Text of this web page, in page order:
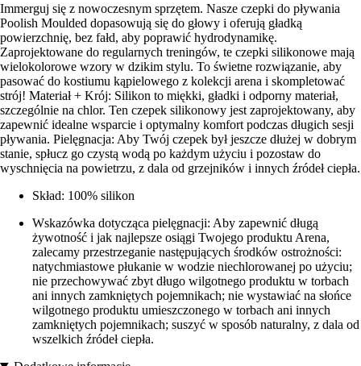
Immerguj się z nowoczesnym sprzętem. Nasze czepki do pływania
Poolish Moulded dopasowują się do głowy i oferują gładką
powierzchnię, bez fałd, aby poprawić hydrodynamikę.
Zaprojektowane do regularnych treningów, te czepki silikonowe mają
wielokolorowe wzory w dzikim stylu. To świetne rozwiązanie, aby
pasować do kostiumu kąpielowego z kolekcji arena i skompletować
strój! Materiał + Krój: Silikon to miękki, gładki i odporny materiał,
szczególnie na chlor. Ten czepek silikonowy jest zaprojektowany, aby
zapewnić idealne wsparcie i optymalny komfort podczas długich sesji
pływania. Pielęgnacja: Aby Twój czepek był jeszcze dłużej w dobrym
stanie, spłucz go czystą wodą po każdym użyciu i pozostaw do
wyschnięcia na powietrzu, z dala od grzejników i innych źródeł ciepła.
Skład: 100% silikon
Wskazówka dotycząca pielęgnacji: Aby zapewnić długą
żywotność i jak najlepsze osiągi Twojego produktu Arena,
zalecamy przestrzeganie następujących środków ostrożności:
natychmiastowe płukanie w wodzie niechlorowanej po użyciu;
nie przechowywać zbyt długo wilgotnego produktu w torbach
ani innych zamkniętych pojemnikach; nie wystawiać na słońce
wilgotnego produktu umieszczonego w torbach ani innych
zamkniętych pojemnikach; suszyć w sposób naturalny, z dala od
wszelkich źródeł ciepła.